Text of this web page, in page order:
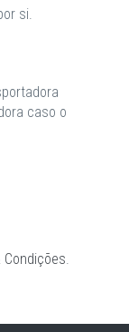
si.
caso o
Condições.